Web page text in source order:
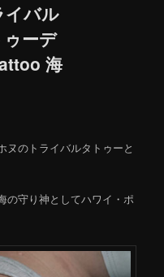
イバル
ーデ
海
ヌのトライバルタトゥーと
の守り神としてハワイ・ポ